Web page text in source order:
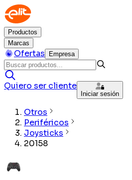
Productos
Marcas
Ofertas Empresa
Quiero ser cliente
Iniciar sesión
Otros
Periféricos
Joysticks
20158